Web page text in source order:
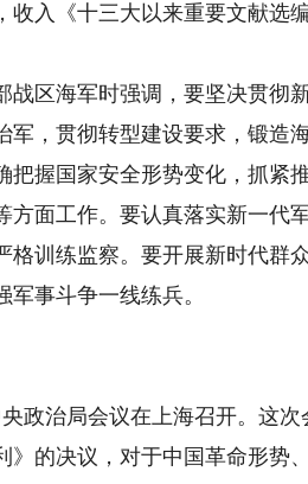
收入《十三大以来重要文献选
区海军时强调，要坚决贯彻
军，贯彻转型建设要求，锻造
把握国家安全形势变化，抓紧
方面工作。要认真落实新一代
格训练监察。要开展新时代群
事斗争一线练兵。
治局会议在上海召开。这次
》的决议，对于中国革命形势